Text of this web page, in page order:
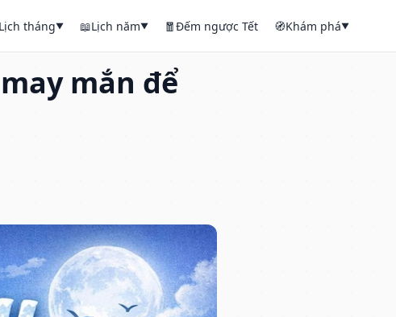
Lịch tháng▼ 📖Lịch năm▼ 🧧Đếm ngược Tết 🧭Khám phá▼
mắn để